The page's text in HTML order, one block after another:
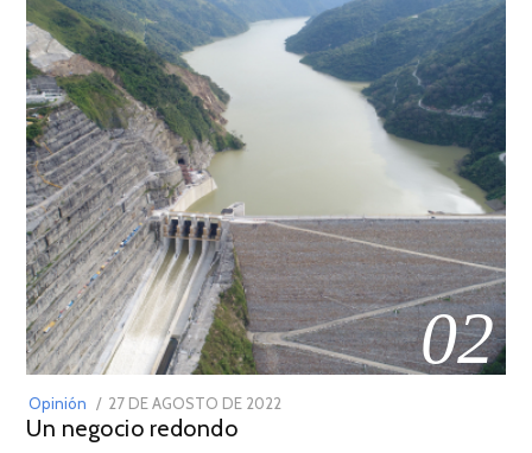
02
Opinión
POSTED
ON
27 DE AGOSTO DE 2022
Un negocio redondo